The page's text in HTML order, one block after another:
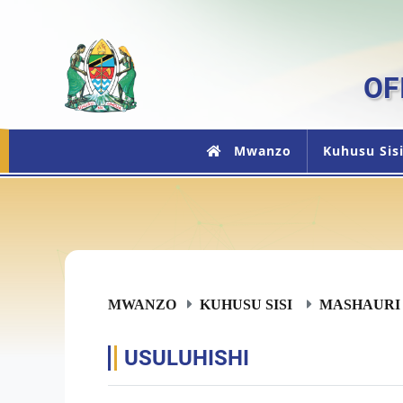
Mwanzo Kuhusu Sisi
MWANZO KUHUSU SISI MASHAURI
USULUHISHI